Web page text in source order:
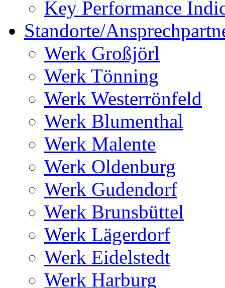
Key Performance
Standorte/
Werk Großjörl
Werk Tönning
Werk Westerrönfeld
Werk Blumenthal
Werk Malente
Werk Oldenburg
Werk Gudendorf
Werk Brunsbüttel
Werk Lägerdorf
Werk Eidelstedt
Werk Harburg